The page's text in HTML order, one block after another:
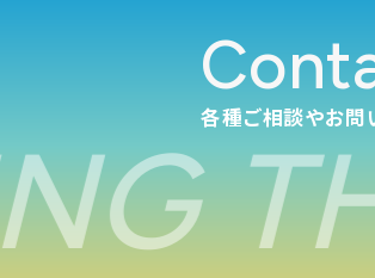
各種ご相談やお問